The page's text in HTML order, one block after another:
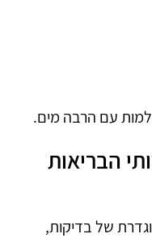
עם הרבה מים.
הבריאות
של בדיקות,